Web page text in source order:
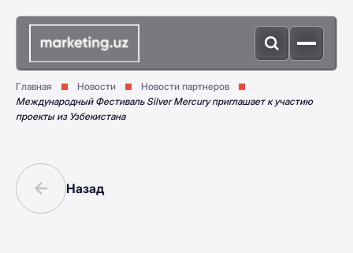
Главная Новости
Новости партнеров
Международный Фестиваль Silver Mercury приглашает к участию
проекты из Узбекистана
Назад